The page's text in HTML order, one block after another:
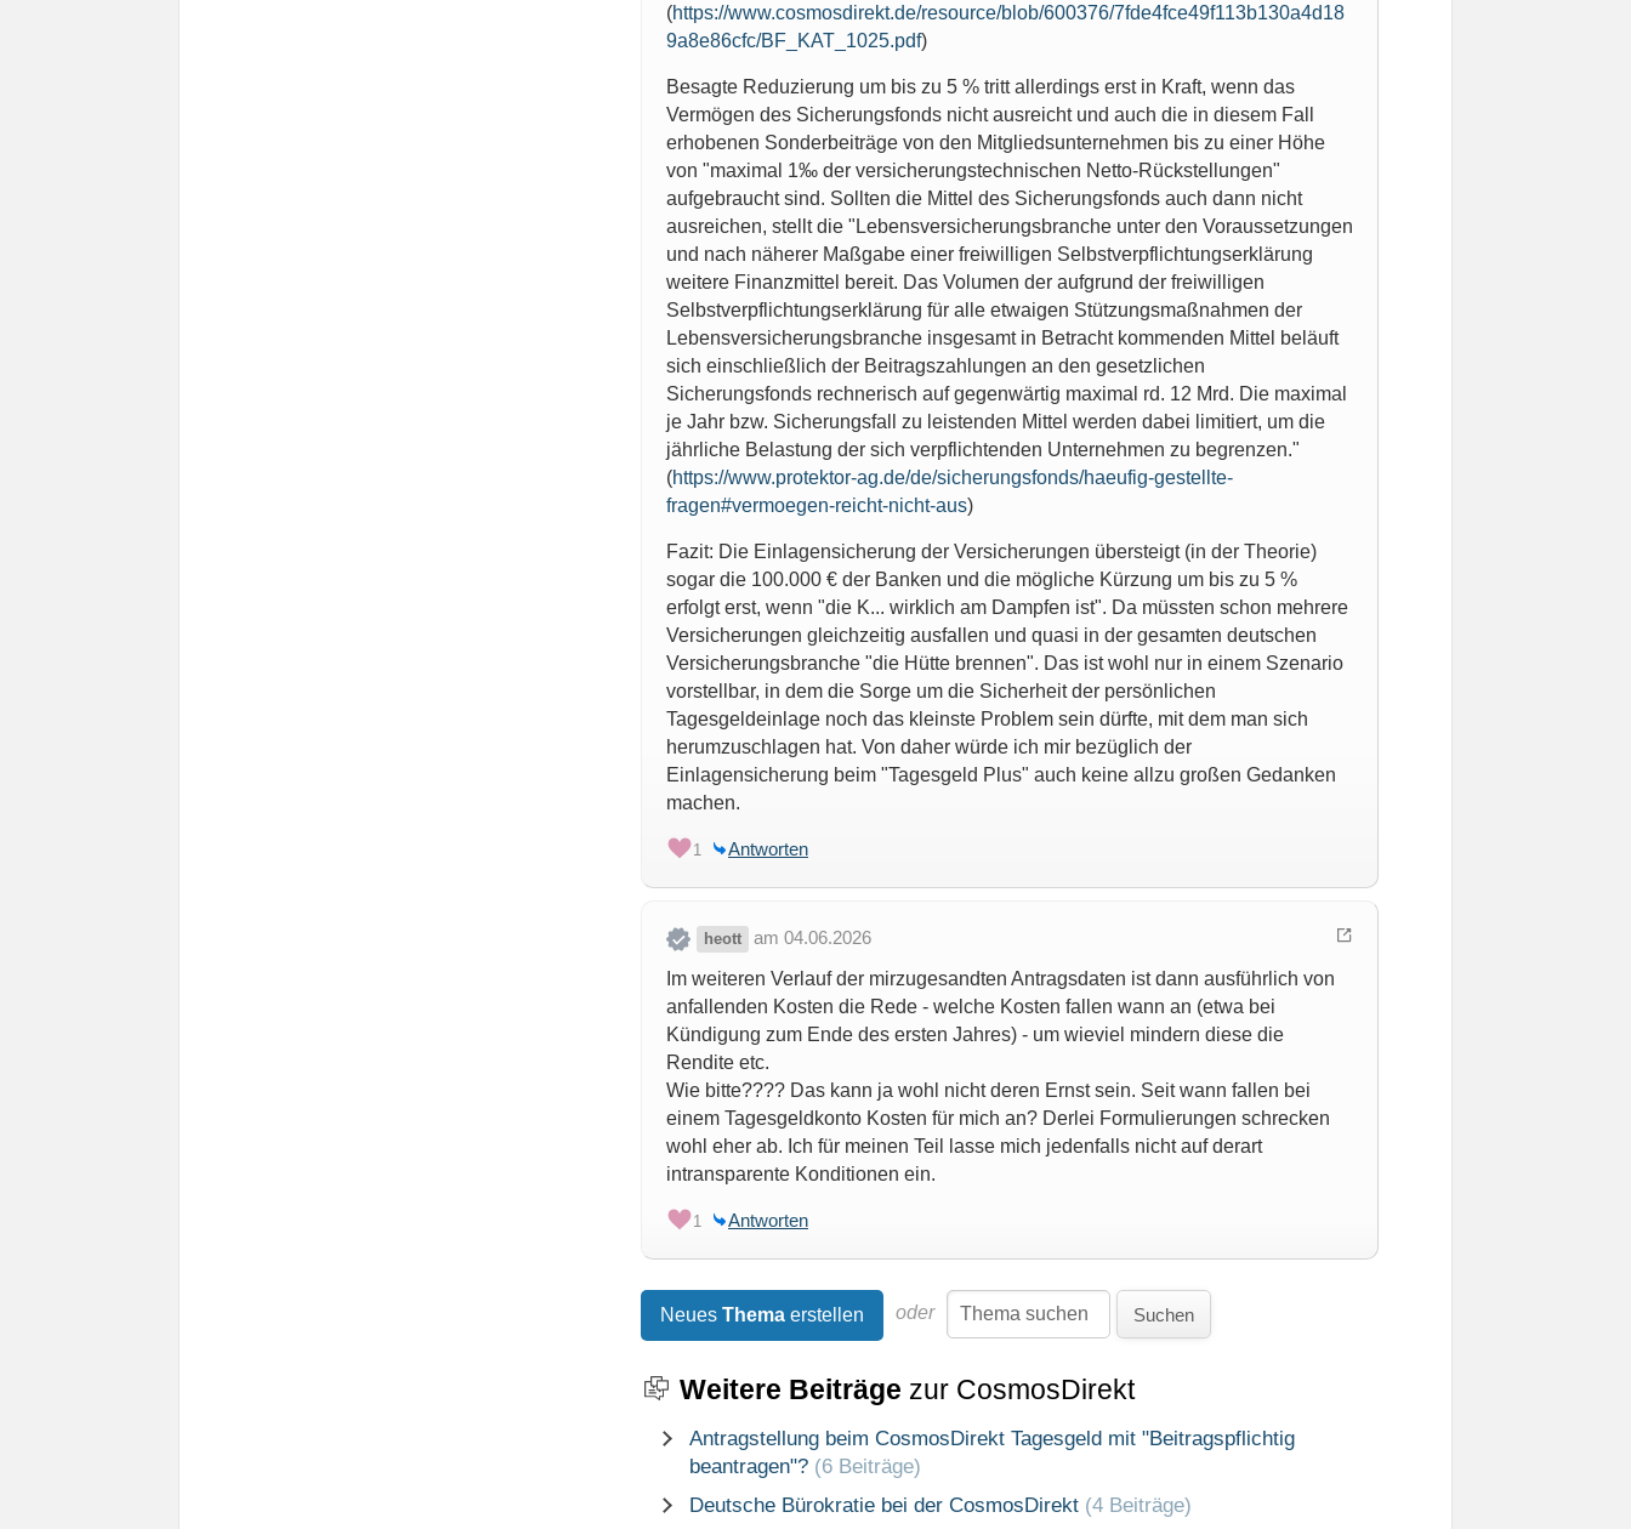
(https://www.cosmosdirekt.de/resource/blob/600376/7fde4fce49f113b130a4d18
9a8e86cfc/BF_KAT_1025.pdf)
Besagte Reduzierung um bis zu 5 % tritt allerdings erst in Kraft, wenn das
Vermögen des Sicherungsfonds nicht ausreicht und auch die in diesem Fall
erhobenen Sonderbeiträge von den Mitgliedsunternehmen bis zu einer Höhe
von "maximal 1‰ der versicherungstechnischen Netto-Rückstellungen"
aufgebraucht sind. Sollten die Mittel des Sicherungsfonds auch dann nicht
ausreichen, stellt die "Lebensversicherungsbranche unter den Voraussetzungen
und nach näherer Maßgabe einer freiwilligen Selbstverpflichtungserklärung
weitere Finanzmittel bereit. Das Volumen der aufgrund der freiwilligen
Selbstverpflichtungserklärung für alle etwaigen Stützungsmaßnahmen der
Lebensversicherungsbranche insgesamt in Betracht kommenden Mittel beläuft
sich einschließlich der Beitragszahlungen an den gesetzlichen
Sicherungsfonds rechnerisch auf gegenwärtig maximal rd. 12 Mrd. Die maximal
je Jahr bzw. Sicherungsfall zu leistenden Mittel werden dabei limitiert, um die
jährliche Belastung der sich verpflichtenden Unternehmen zu begrenzen."
(https://www.protektor-ag.de/de/sicherungsfonds/haeufig-gestellte-
fragen#vermoegen-reicht-nicht-aus)
Fazit: Die Einlagensicherung der Versicherungen übersteigt (in der Theorie)
sogar die 100.000 € der Banken und die mögliche Kürzung um bis zu 5 %
erfolgt erst, wenn "die K... wirklich am Dampfen ist". Da müssten schon mehrere
Versicherungen gleichzeitig ausfallen und quasi in der gesamten deutschen
Versicherungsbranche "die Hütte brennen". Das ist wohl nur in einem Szenario
vorstellbar, in dem die Sorge um die Sicherheit der persönlichen
Tagesgeldeinlage noch das kleinste Problem sein dürfte, mit dem man sich
herumzuschlagen hat. Von daher würde ich mir bezüglich der
Einlagensicherung beim "Tagesgeld Plus" auch keine allzu großen Gedanken
machen.
1 Antworten
heott
am 04.06.2026
Im weiteren Verlauf der mirzugesandten Antragsdaten ist dann ausführlich von
anfallenden Kosten die Rede - welche Kosten fallen wann an (etwa bei
Kündigung zum Ende des ersten Jahres) - um wieviel mindern diese die
Rendite etc.
Wie bitte???? Das kann ja wohl nicht deren Ernst sein. Seit wann fallen bei
einem Tagesgeldkonto Kosten für mich an? Derlei Formulierungen schrecken
wohl eher ab. Ich für meinen Teil lasse mich jedenfalls nicht auf derart
intransparente Konditionen ein.
1 Antworten
Neues Thema erstellen oder Suchen
Weitere Beiträge zur CosmosDirekt
Antragstellung beim CosmosDirekt Tagesgeld mit "Beitragspflichtig
beantragen"? (6 Beiträge)
Deutsche Bürokratie bei der CosmosDirekt (4 Beiträge)